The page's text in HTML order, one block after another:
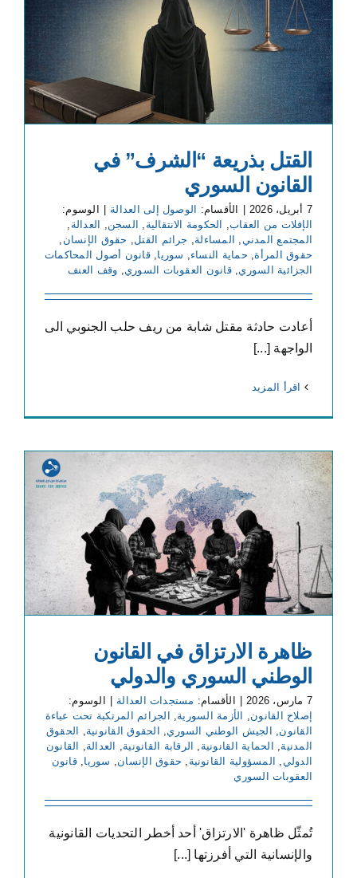
القتل بذريعة “الشرف” في
القانون السوري
7 أبريل، 2026 | الأقسام: الوصول إلى العدالة | الوسوم:
الإفلات من العقاب, الحكومة الانتقالية السجن العدالة
المجتمع المدني
المساءلة جرائم القتل حقوق الإنسان
حقوق المرأة
حماية النساء سوريا ,قانون أصول المحاكمات
الجزائية السوري ,قانون العقوبات السوري وقف العنف
أعادت حادثة مقتل شابة من ريف حلب الجنوبي الى
الواجهة [...]
ظاهرة الارتزاق في القانون
الوطني السوري والدولي
7 مارس، 2026 | الأقسام: مستجدات العدالة | الوسوم:
إصلاح القانون
الأزمة السورية
الجرائم المرتكبة تحت عباءة
القانون
الجيش الوطني السوري الحقوق القانونية
الحقوق
المدنية
الحماية القانونية الرقابة القانونية العدالة
القانون
الدولي
المسؤولية القانونية حقوق الإنسان سوريا ,قانون
العقوبات السوري
تُمثّل ظاهرة 'الارتزاق' أحد أخطر التحديات القانونية
والإنسانية التي أفرزتها [...]